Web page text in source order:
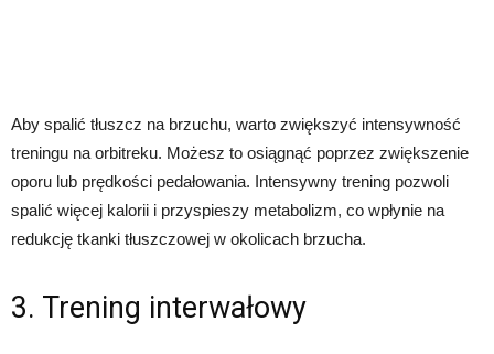
Aby spalić tłuszcz na brzuchu, warto zwiększyć intensywność
treningu na orbitreku. Możesz to osiągnąć poprzez zwiększenie
oporu lub prędkości pedałowania. Intensywny trening pozwoli
spalić więcej kalorii i przyspieszy metabolizm, co wpłynie na
redukcję tkanki tłuszczowej w okolicach brzucha.
3. Trening interwałowy